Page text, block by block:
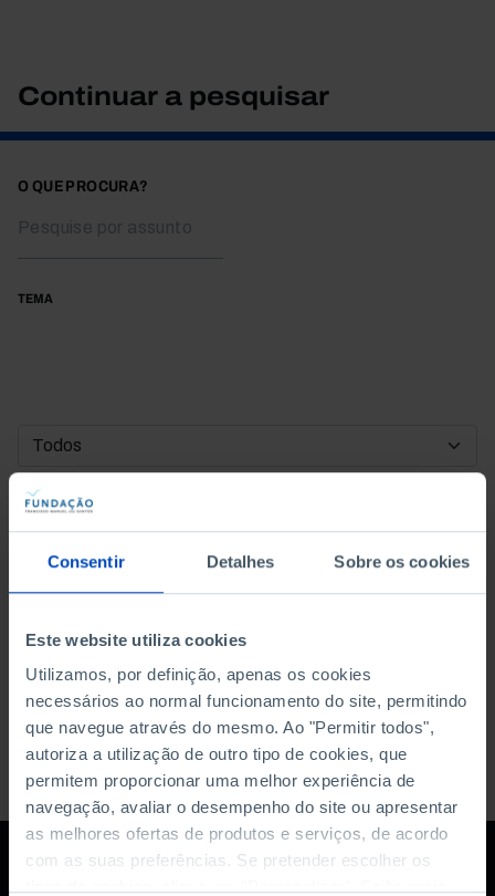
Consentir Detalhes Sobre os cookies
Este website utiliza cookies
Utilizamos, por definição, apenas os cookies
necessários ao normal funcionamento do site, permitindo
que navegue através do mesmo. Ao "Permitir todos",
autoriza a utilização de outro tipo de cookies, que
permitem proporcionar uma melhor experiência de
navegação, avaliar o desempenho do site ou apresentar
as melhores ofertas de produtos e serviços, de acordo
com as suas preferências. Se pretender escolher os
Continuar a pesquisar
O QUE PROCURA?
TEMA
DATA DE INÍCIO
DATA DE FIM